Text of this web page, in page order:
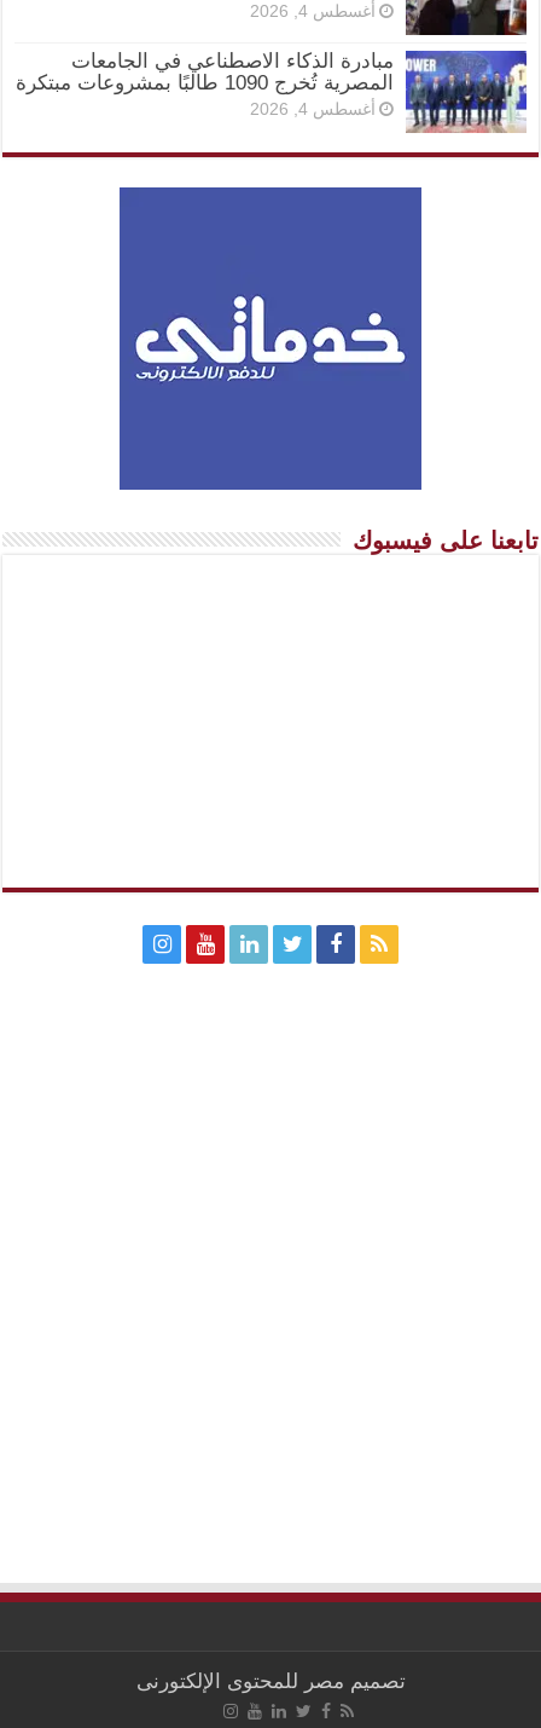
أغسطس 4, 2026
مبادرة الذكاء الاصطناعي في الجامعات
المصرية تُخرج 1090 طالبًا بمشروعات مبتكرة
أغسطس 4, 2026
تابعنا على فيسبوك
تصميم مصر للمحتوى الإلكتورنى